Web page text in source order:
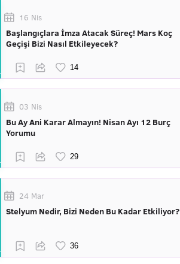
16 Nis
Başlangıçlara İmza Atacak Süreç! Mars Koç
Geçişi Bizi Nasıl Etkileyecek?
03 Nis
Bu Ay Ani Karar Almayın! Nisan Ayı 12 Burç
Yorumu
24 Mar
Stelyum Nedir, Bizi Neden Bu Kadar Etkiliyor?